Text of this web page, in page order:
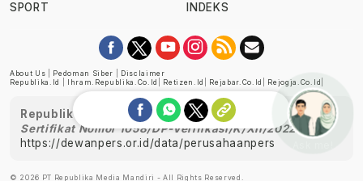
SPORT
INDEKS
About Us Pedoman Siber
Disclaimer
Republika.id
Ihram.republika.co.id Retizen.id Rejabar.co.id Rejogja.co.id
Republika telah diverifikasi oleh Dewan Pers
Sertifikat Nomor 1058/DP-Verifikasi/K/XII/2022
https://dewanpers.or.id/data/perusahaanpers
© 2026 PT Republika Media Mandiri - All Rights Reserved.